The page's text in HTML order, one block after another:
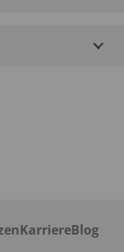
KarriereBlog